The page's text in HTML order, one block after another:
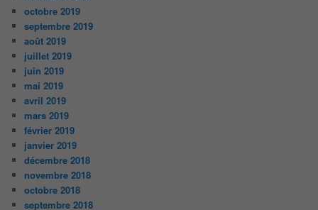
octobre 2019
septembre 2019
août 2019
juillet 2019
juin 2019
mai 2019
avril 2019
mars 2019
février 2019
janvier 2019
décembre 2018
novembre 2018
octobre 2018
septembre 2018